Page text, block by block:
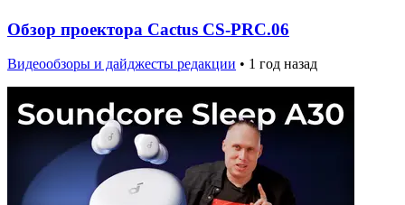
Обзор проектора Cactus CS-PRC.06
Видеообзоры и дайджесты редакции • 1 год назад